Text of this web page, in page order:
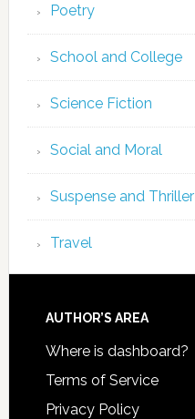
Poetry
School and College
Science Fiction
Social and Moral
Suspense and Thriller
Travel
AUTHOR’S AREA
Where is dashboard?
Terms of Service
Privacy Policy